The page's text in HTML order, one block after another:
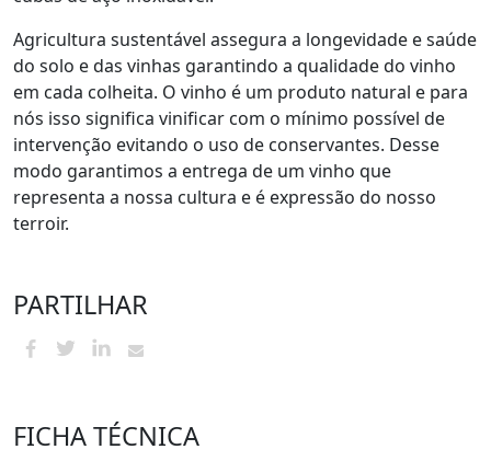
Agricultura sustentável assegura a longevidade e saúde
do solo e das vinhas garantindo a qualidade do vinho
em cada colheita. O vinho é um produto natural e para
nós isso significa vinificar com o mínimo possível de
intervenção evitando o uso de conservantes. Desse
modo garantimos a entrega de um vinho que
representa a nossa cultura e é expressão do nosso
terroir.
PARTILHAR
FICHA TÉCNICA